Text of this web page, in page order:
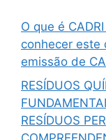
O que é
conhecer este
emissão de
RESÍDUOS
RESÍDUOS